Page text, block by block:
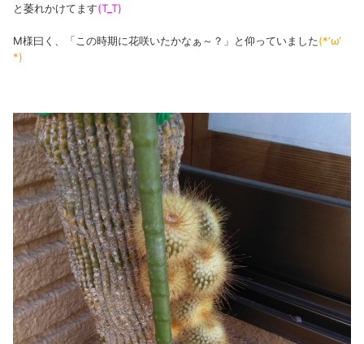
と萎れかけてます(T_T)
M様曰く、「この時期に花咲いたかなぁ～？」と仰っていました(*‘ω‘
*)